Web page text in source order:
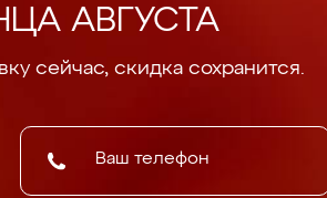
АВГУСТА
сейчас, скидка сохранится.